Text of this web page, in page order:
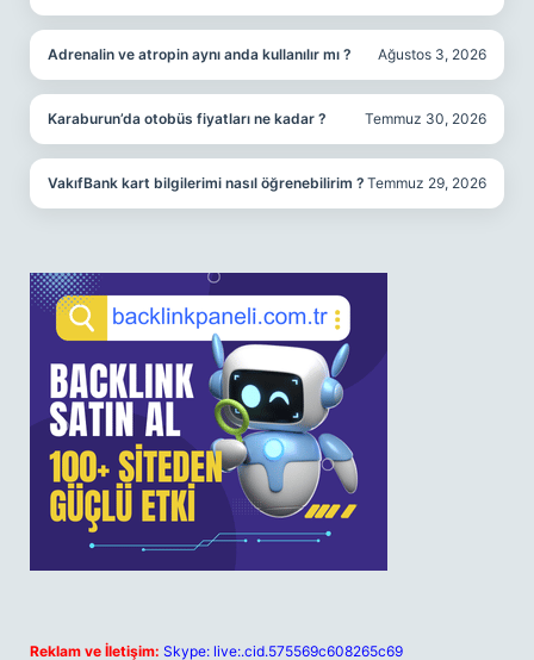
Adrenalin ve atropin aynı anda kullanılır mı ? Ağustos 3, 2026
Karaburun’da otobüs fiyatları ne kadar ? Temmuz 30, 2026
VakıfBank kart bilgilerimi nasıl öğrenebilirim ? Temmuz 29, 2026
Reklam ve İletişim: Skype: live:.cid.575569c608265c69